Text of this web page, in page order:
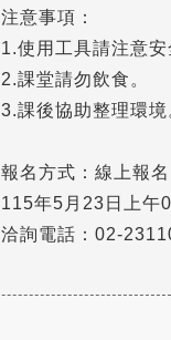
注意事項：
1.使用工具請注意安
2.課堂請勿飲食。
3.課後協助整理環境
報名方式：線上報
115年5月23日上午
洽詢電話：02-